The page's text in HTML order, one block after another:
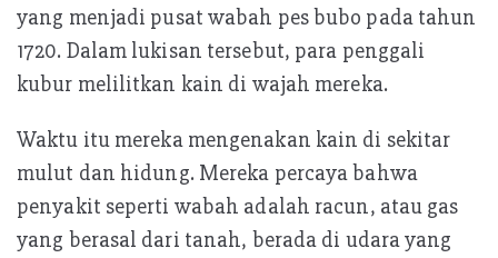
yang menjadi pusat wabah pes bubo pada tahun
1720. Dalam lukisan tersebut, para penggali
kubur melilitkan kain di wajah mereka.
Waktu itu mereka mengenakan kain di sekitar
mulut dan hidung. Mereka percaya bahwa
penyakit seperti wabah adalah racun, atau gas
yang berasal dari tanah, berada di udara yang